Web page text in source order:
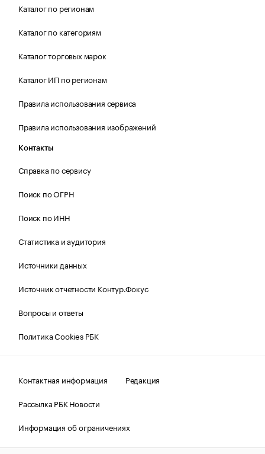
Каталог по регионам
Каталог по категориям
Каталог торговых марок
Каталог ИП по регионам
Правила использования сервиса
Правила использования изображений
Контакты
Справка по сервису
Поиск по ОГРН
Поиск по ИНН
Статистика и аудитория
Источники данных
Источник отчетности Контур.Фокус
Вопросы и ответы
Политика Cookies РБК
Контактная информация
Редакция
Рассылка РБК Новости
Информация об ограничениях
Правовая информация
О соблюдении авторских прав